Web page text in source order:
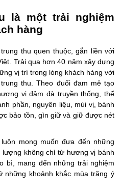
là một trải nghiệm
hàng
thu quen thuộc, gắn liền với
Trải qua hơn 40 năm xây dựng
vị trí trong lòng khách hàng với
thu. Theo đuổi đam mê tạo
vị đậm đà truyền thống, thể
phần, nguyên liệu, mùi vị, bánh
bảo tồn, gìn giữ và giữ được nét
mong muốn đưa đến những
không chỉ từ hương vị bánh
bì, mang đến những trải nghiệm
những khoảnh khắc mùa trăng ý